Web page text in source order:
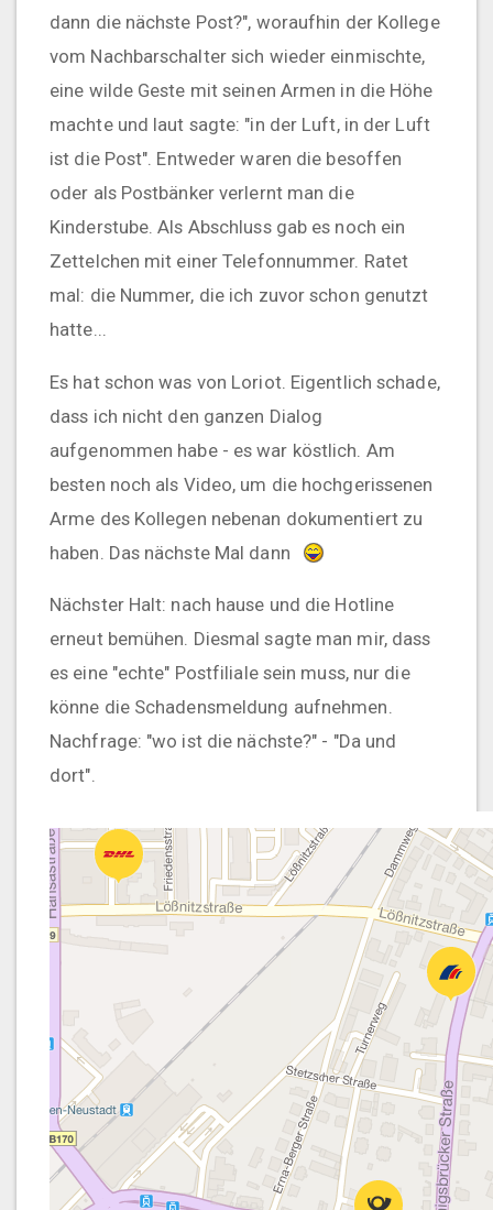
dann die nächste Post?", woraufhin der Kollege
vom Nachbarschalter sich wieder einmischte,
eine wilde Geste mit seinen Armen in die Höhe
machte und laut sagte: "in der Luft, in der Luft
ist die Post". Entweder waren die besoffen
oder als Postbänker verlernt man die
Kinderstube. Als Abschluss gab es noch ein
Zettelchen mit einer Telefonnummer. Ratet
mal: die Nummer, die ich zuvor schon genutzt
hatte...
Es hat schon was von Loriot. Eigentlich schade,
dass ich nicht den ganzen Dialog
aufgenommen habe - es war köstlich. Am
besten noch als Video, um die hochgerissenen
Arme des Kollegen nebenan dokumentiert zu
haben. Das nächste Mal dann
Nächster Halt: nach hause und die Hotline
erneut bemühen. Diesmal sagte man mir, dass
es eine "echte" Postfiliale sein muss, nur die
könne die Schadensmeldung aufnehmen.
Nachfrage: "wo ist die nächste?" - "Da und
dort".